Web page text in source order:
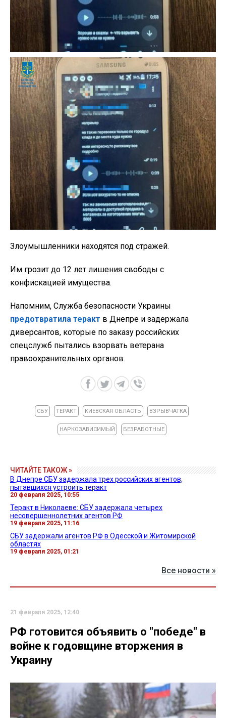
Злоумышленники находятся под стражей.
Им грозит до 12 лет лишения свободы с
конфискацией имущества.
Напомним, Служба безопасности Украины
предотвратила теракт в Днепре и задержала
диверсантов, которые по заказу российских
спецслужб пытались взорвать ветерана
правоохранительных органов.
СБУ ТЕРАКТ КИЕВСКАЯ ОБЛАСТЬ ВЗРЫВЧАТКА
НАРКОЗАВИСИМЫЙ БЕЗРАБОТНЫЕ
ЧИТАЙТЕ ТАКОЖ »
В Днепре СБУ задержала трех российских агентов,
пытавшихся устроить теракт
20 февраля 2025, 10:55
Теракт в Николаеве: СБУ задержала четырех
несовершеннолетних агентов РФ
19 февраля 2025, 11:16
СБУ задержали агентов РФ в Одесской и Житомирской
областях
19 февраля 2025, 01:21
Все новости »
21 февраля 2025, 12:40
РФ готовится объявить о "победе" в
войне к годовщине вторжения в
Украину